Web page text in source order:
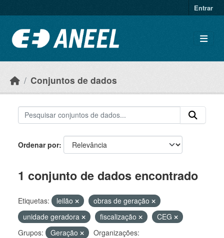
Entrar
Conjuntos de dados
Ordenar por
1 conjunto de dados encontrado
Etiquetas: leilão
obras de geração
unidade geradora
fiscalização
CEG
Grupos:
Geração
Organizações: